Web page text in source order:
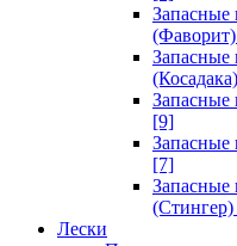
Запасные
(Фаворит)
Запасные
(Косадака)
Запасные
[9]
Запасные
[7]
Запасные
(Стингер)
Лески